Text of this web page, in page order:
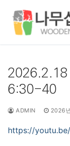
2026.2.18
6:30-40
ADMIN 2026
https://